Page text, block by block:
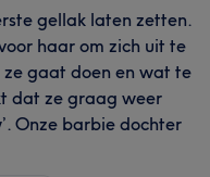
gellak laten zetten.
haar om zich uit te
gaat doen en wat te
dat ze graag weer
Onze barbie dochter